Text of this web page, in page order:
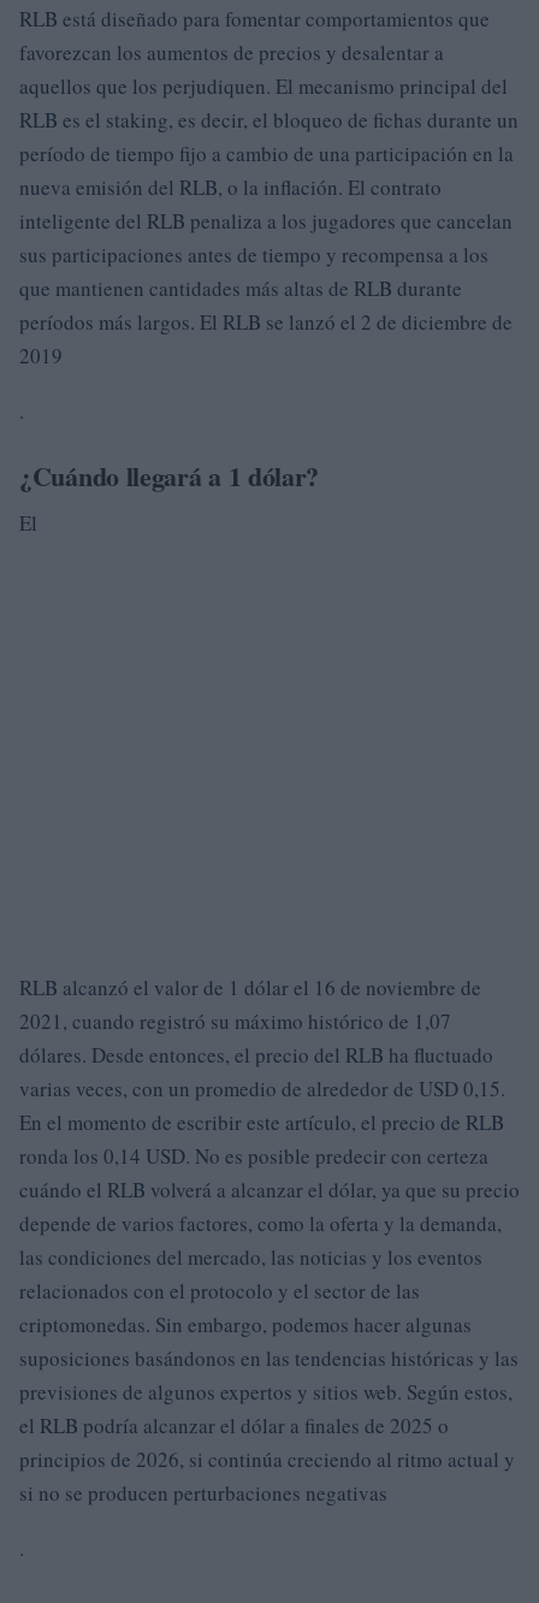
RLB está diseñado para fomentar comportamientos que
favorezcan los aumentos de precios y desalentar a
aquellos que los perjudiquen. El mecanismo principal del
RLB es el staking, es decir, el bloqueo de fichas durante un
período de tiempo fijo a cambio de una participación en la
nueva emisión del RLB, o la inflación. El contrato
inteligente del RLB penaliza a los jugadores que cancelan
sus participaciones antes de tiempo y recompensa a los
que mantienen cantidades más altas de RLB durante
períodos más largos. El RLB se lanzó el 2 de diciembre de
2019
.
¿Cuándo llegará a 1 dólar?
El
RLB alcanzó el valor de 1 dólar el 16 de noviembre de
2021, cuando registró su máximo histórico de 1,07
dólares. Desde entonces, el precio del RLB ha fluctuado
varias veces, con un promedio de alrededor de USD 0,15.
En el momento de escribir este artículo, el precio de RLB
ronda los 0,14 USD. No es posible predecir con certeza
cuándo el RLB volverá a alcanzar el dólar, ya que su precio
depende de varios factores, como la oferta y la demanda,
las condiciones del mercado, las noticias y los eventos
relacionados con el protocolo y el sector de las
criptomonedas. Sin embargo, podemos hacer algunas
suposiciones basándonos en las tendencias históricas y las
previsiones de algunos expertos y sitios web. Según estos,
el RLB podría alcanzar el dólar a finales de 2025 o
principios de 2026, si continúa creciendo al ritmo actual y
si no se producen perturbaciones negativas
.